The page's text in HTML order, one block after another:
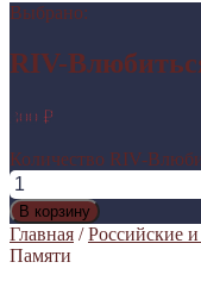
Выбрано:
RIV-
300 ₽
Количество RIV-
В корзину
Главная /Российские
Памяти